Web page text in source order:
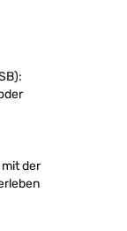
der